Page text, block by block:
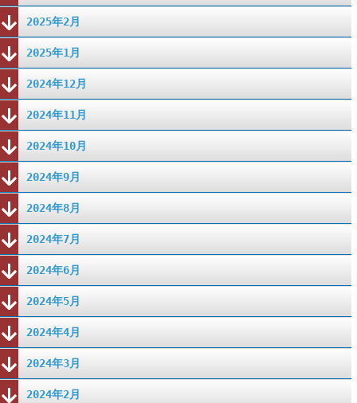
2025年2月
2025年1月
2024年12月
2024年11月
2024年10月
2024年9月
2024年8月
2024年7月
2024年6月
2024年5月
2024年4月
2024年3月
2024年2月